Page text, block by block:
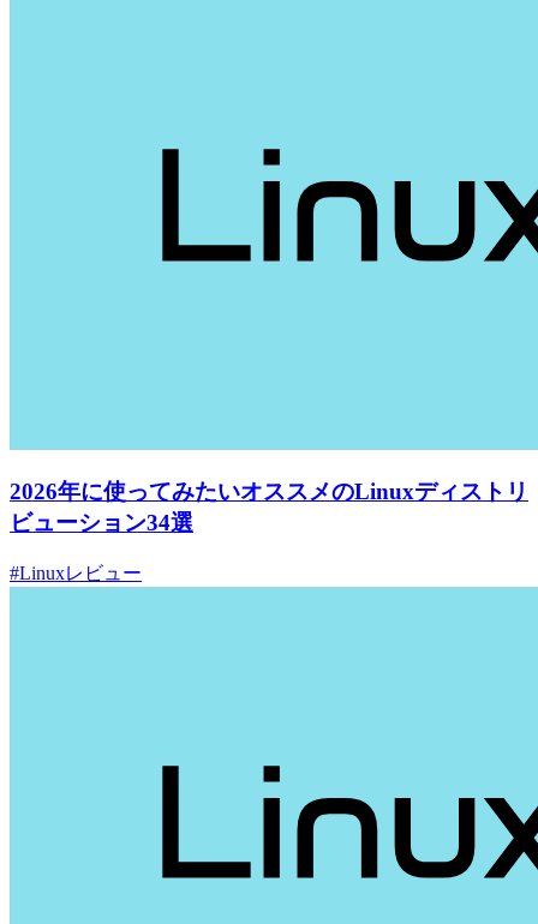
2026年に使ってみたいオススメのLinuxディストリ
ビューション34選
#Linuxレビュー